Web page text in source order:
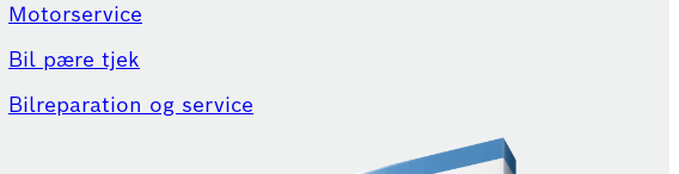
Motorservice
Bil pære tjek
Bilreparation og service